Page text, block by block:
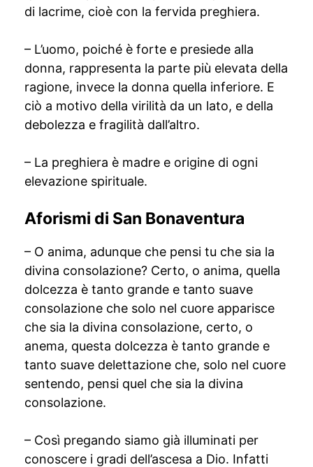
di lacrime, cioè con la fervida preghiera.
– L’uomo, poiché è forte e presiede alla
donna, rappresenta la parte più elevata della
ragione, invece la donna quella inferiore. E
ciò a motivo della virilità da un lato, e della
debolezza e fragilità dall’altro.
– La preghiera è madre e origine di ogni
elevazione spirituale.
Aforismi di San Bonaventura
– O anima, adunque che pensi tu che sia la
divina consolazione? Certo, o anima, quella
dolcezza è tanto grande e tanto suave
consolazione che solo nel cuore apparisce
che sia la divina consolazione, certo, o
anema, questa dolcezza è tanto grande e
tanto suave delettazione che, solo nel cuore
sentendo, pensi quel che sia la divina
consolazione.
– Così pregando siamo già illuminati per
conoscere i gradi dell’ascesa a Dio. Infatti